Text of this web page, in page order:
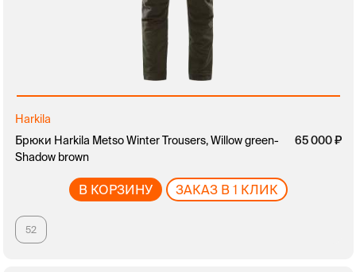
Harkila
Брюки Harkila Metso Winter Trousers, Willow green-
Shadow brown
65 000
В КОРЗИНУ ЗАКАЗ В 1 КЛИК
52